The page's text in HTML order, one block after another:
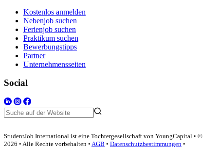
Kostenlos anmelden
Nebenjob suchen
Ferienjob suchen
Praktikum suchen
Bewerbungstipps
Partner
Unternehmensseiten
Social
StudentJob International ist eine Tochtergesellschaft von YoungCapital • ©
2026 • Alle Rechte vorbehalten • AGB • Datenschutzbestimmungen •